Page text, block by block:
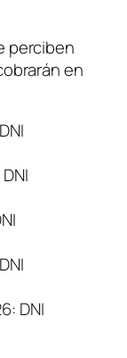
perciben
en
DNI